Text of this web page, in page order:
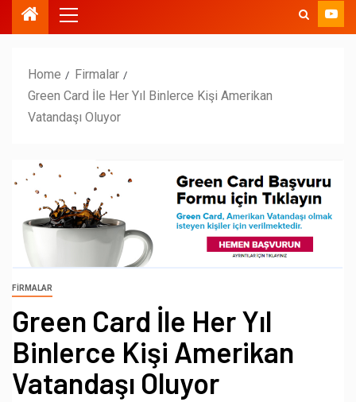
Home
Firmalar
Green Card İle Her Yıl Binlerce Kişi Amerikan
Vatandaşı Oluyor
FIRMALAR
Green Card İle Her Yıl
Binlerce Kişi Amerikan
Vatandaşı Oluyor